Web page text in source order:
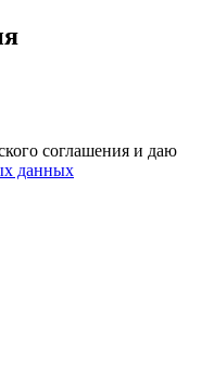
соглашения и даю
данных